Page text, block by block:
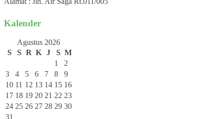
Kalender
Agustus 2026
S
S R K J S M
1
2
3
4 5 6 7 8
9
10 11 12 13 14 15 16
17 18 19 20 21 22 23
24 25 26 27 28 29 30
31